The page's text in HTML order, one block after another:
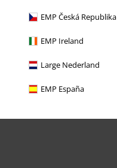
EMP Česká Republika
EMP Ireland
Large Nederland
EMP España